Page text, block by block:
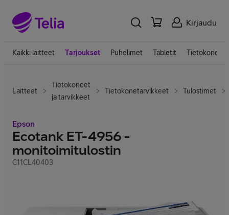
Kirjaudu
Kaikki laitteet Tarjoukset Puhelimet Tabletit Tietokoneet
Laitteet
Tietokoneet
ja tarvikkeet
Tietokonetarvikkeet Tulostimet
Epson
Ecotank ET-4956 -
monitoimitulostin
C11CL40403